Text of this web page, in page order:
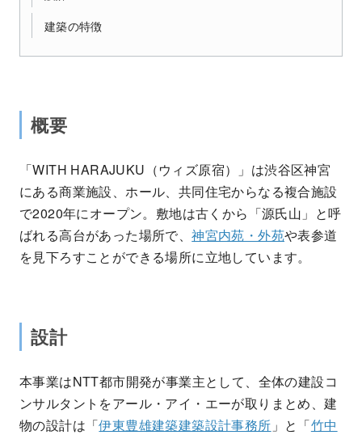
建築の特徴
概要
「WITH HARAJUKU（ウィズ原宿）」は渋谷区神宮
にある商業施設、ホール、共同住宅からなる複合施設
で2020年にオープン。敷地は古くから「源氏山」と呼
ばれる高台があった場所で、神宮内苑・外苑や表参道
を見下ろすことができる場所に立地しています。
設計
本事業はNTT都市開発が事業主として、全体の建設コ
ンサルタントをアール・アイ・エーが取りまとめ、建
物の設計は「伊東豊雄建築建築設計事務所 」と「竹中